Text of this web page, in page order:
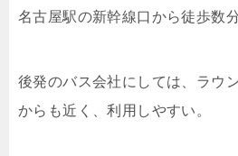
名古屋駅の新幹線口から徒歩数分
後発のバス会社にしては、ラウ
からも近く、利用しやすい。